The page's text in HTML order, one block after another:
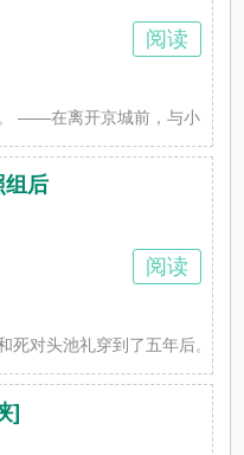
——在离开京城前，与小姐妹
阅读
组后
死对头池礼穿到了五年后。
阅读
]